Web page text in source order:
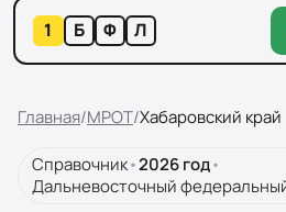
1 Б Ф Л
Главная/МРОТ/Хабаровский край
Справочник•2026год•
Дальневосточный